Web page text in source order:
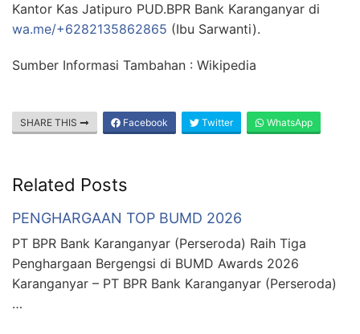
Kantor Kas Jatipuro PUD.BPR Bank Karanganyar di
wa.me/+6282135862865 (Ibu Sarwanti).
Sumber Informasi Tambahan : Wikipedia
SHARE THIS Facebook Twitter WhatsApp
Related Posts
PENGHARGAAN TOP BUMD 2026
PT BPR Bank Karanganyar (Perseroda) Raih Tiga
Penghargaan Bergengsi di BUMD Awards 2026
Karanganyar – PT BPR Bank Karanganyar (Perseroda)
…